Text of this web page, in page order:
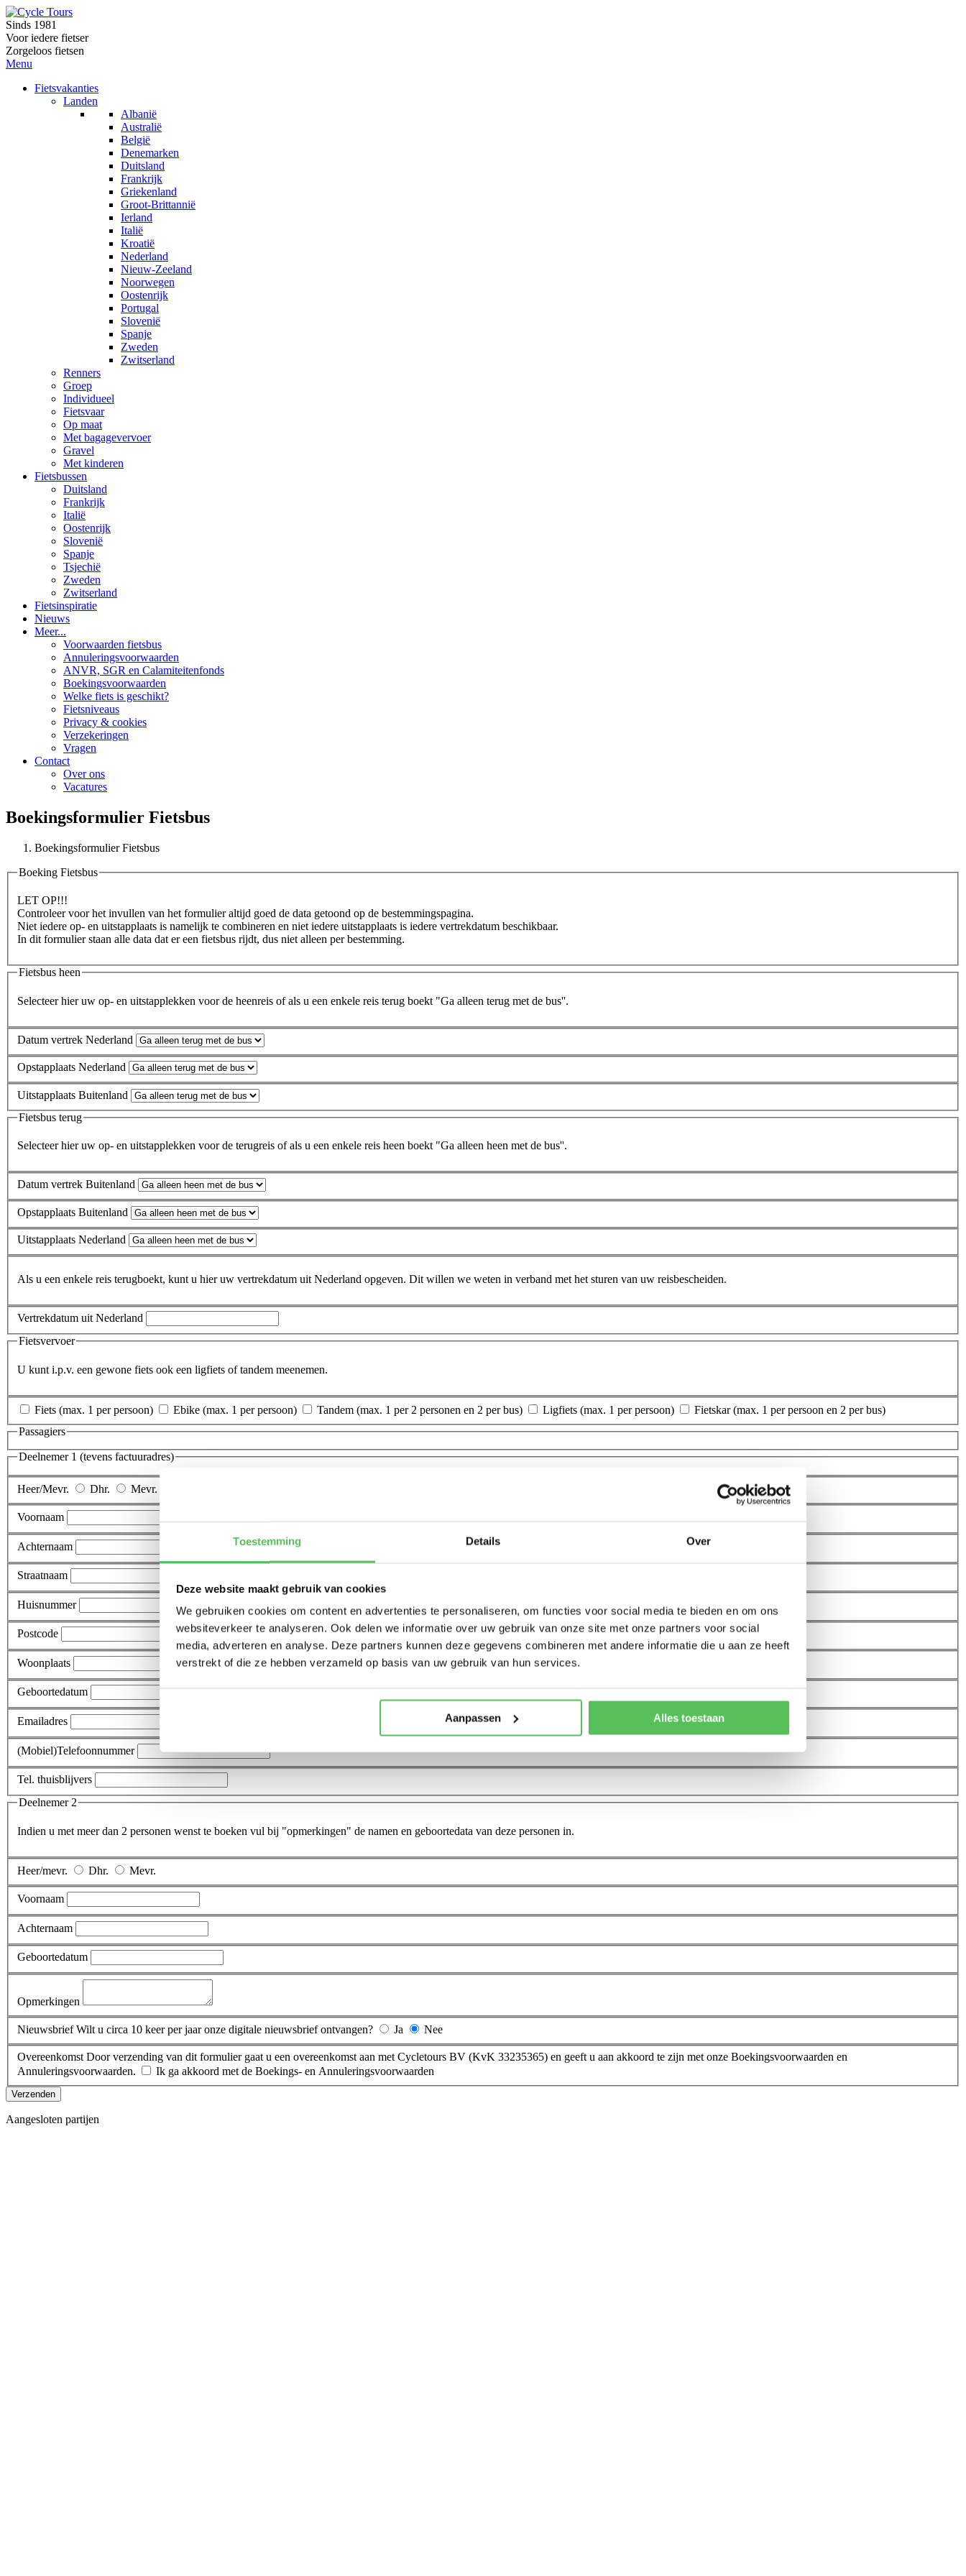
Toestemming Details Over
Deze website maakt gebruik van cookies
We gebruiken cookies om content en advertenties te personaliseren, om functies voor social media te bieden en om ons
websiteverkeer te analyseren. Ook delen we informatie over uw gebruik van onze site met onze partners voor social
media, adverteren en analyse. Deze partners kunnen deze gegevens combineren met andere informatie die u aan ze heeft
verstrekt of die ze hebben verzameld op basis van uw gebruik van hun services.
Aanpassen Alles toestaan
Sinds 1981
Voor iedere fietser
Zorgeloos fietsen
Menu
Fietsvakanties
Landen
Albanië
Australië
België
Denemarken
Duitsland
Frankrijk
Griekenland
Groot-Brittannië
Ierland
Italië
Kroatië
Nederland
Nieuw-Zeeland
Noorwegen
Oostenrijk
Portugal
Slovenië
Spanje
Zweden
Zwitserland
Renners
Groep
Individueel
Fietsvaar
Op maat
Met bagagevervoer
Gravel
Met kinderen
Fietsbussen
Duitsland
Frankrijk
Italië
Oostenrijk
Slovenië
Spanje
Tsjechië
Zweden
Zwitserland
Fietsinspiratie
Nieuws
Meer...
Voorwaarden fietsbus
Annuleringsvoorwaarden
ANVR, SGR en Calamiteitenfonds
Boekingsvoorwaarden
Welke fiets is geschikt?
Fietsniveaus
Privacy & cookies
Verzekeringen
Vragen
Contact
Over ons
Vacatures
Boekingsformulier Fietsbus
Boekingsformulier Fietsbus
Boeking Fietsbus
LET OP!!!
Controleer voor het invullen van het formulier altijd goed de data getoond op de bestemmingspagina.
Niet iedere op- en uitstapplaats is namelijk te combineren en niet iedere uitstapplaats is iedere vertrekdatum beschikbaar.
In dit formulier staan alle data dat er een fietsbus rijdt, dus niet alleen per bestemming.
Fietsbus heen
Selecteer hier uw op- en uitstapplekken voor de heenreis of als u een enkele reis terug boekt "Ga alleen terug met de bus''.
Datum vertrek Nederland
Opstapplaats Nederland
Uitstapplaats Buitenland
Fietsbus terug
Selecteer hier uw op- en uitstapplekken voor de terugreis of als u een enkele reis heen boekt "Ga alleen heen met de bus''.
Datum vertrek Buitenland
Opstapplaats Buitenland
Uitstapplaats Nederland
Als u een enkele reis terugboekt, kunt u hier uw vertrekdatum uit Nederland opgeven. Dit willen we weten in verband met het sturen van uw reisbescheiden.
Vertrekdatum uit Nederland
Fietsvervoer
U kunt i.p.v. een gewone fiets ook een ligfiets of tandem meenemen.
Fiets (max. 1 per persoon) Ebike (max. 1 per persoon) Tandem (max. 1 per 2 personen en 2 per bus) Ligfiets (max. 1 per persoon)
Fietskar (max. 1 per persoon en 2 per bus)
Passagiers
Deelnemer 1 (tevens factuuradres)
Heer/Mevr. Dhr. Mevr.
Voornaam
Achternaam
Straatnaam
Huisnummer
Postcode
Woonplaats
Geboortedatum
Emailadres
(Mobiel)Telefoonnummer
Tel. thuisblijvers
Deelnemer 2
Indien u met meer dan 2 personen wenst te boeken vul bij "opmerkingen" de namen en geboortedata van deze personen in.
Heer/mevr. Dhr. Mevr.
Voornaam
Achternaam
Geboortedatum
Opmerkingen
Nieuwsbrief Wilt u circa 10 keer per jaar onze digitale nieuwsbrief ontvangen? Ja Nee
Overeenkomst Door verzending van dit formulier gaat u een overeenkomst aan met Cycletours BV (KvK 33235365) en geeft u aan akkoord te zijn met onze Boekingsvoorwaarden en
Annuleringsvoorwaarden.
Ik ga akkoord met de Boekings- en Annuleringsvoorwaarden
Verzenden
Aangesloten partijen